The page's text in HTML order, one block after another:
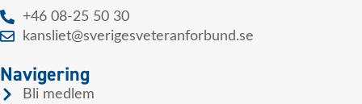
+46 08-25 50 30
kansliet@sverigesveteranforbund.se
Navigering
Bli medlem